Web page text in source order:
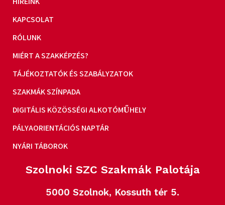
KAPCSOLAT
RÓLUNK
MIÉRT A SZAKKÉPZÉS?
TÁJÉKOZTATÓK ÉS SZABÁLYZATOK
SZAKMÁK SZÍNPADA
DIGITÁLIS KÖZÖSSÉGI ALKOTÓMŰHELY
PÁLYAORIENTÁCIÓS NAPTÁR
NYÁRI TÁBOROK
Szolnoki SZC Szakmák Palotája
5000 Szolnok, Kossuth tér 5.